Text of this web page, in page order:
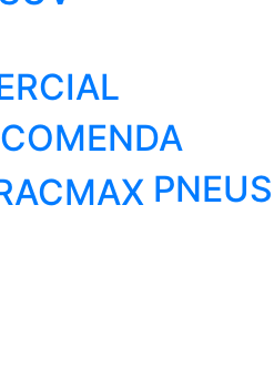
PNEUS